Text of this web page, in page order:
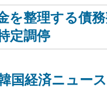
を整理する債
定調停
国経済ニュー